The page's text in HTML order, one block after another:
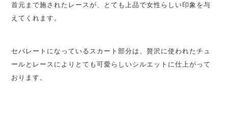
首元まで施されたレースが、とても上品で女性らしい印象を与
えてくれます。
セパレートになっているスカート部分は、贅沢に使われたチュ
ールとレースによりとても可愛らしいシルエットに仕上がって
おります。